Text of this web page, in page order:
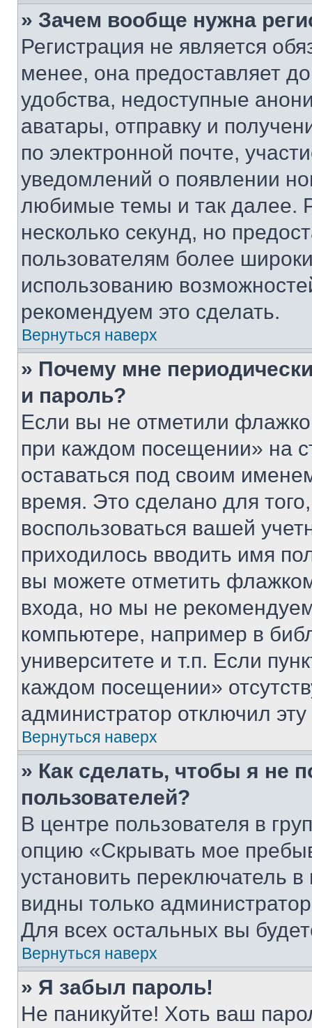
» Зачем вообще нужна
Регистрация не является
менее, она предоставляет
удобства, недоступные
аватары, отправку и
по электронной почте,
уведомлений о появлении
любимые темы и так далее.
несколько секунд, но
пользователям более
использованию
рекомендуем это сделать.
Вернуться наверх
» Почему мне
и пароль?
Если вы не отметили
при каждом посещении» на
оставаться под своим
время. Это сделано для
воспользоваться вашей
приходилось вводить имя
вы можете отметить
входа, но мы не
компьютере, например в
университете и т.п. Если
каждом посещении»
администратор отключил
Вернуться наверх
» Как сделать, чтобы я не
пользователей?
В центре пользователя в
опцию «Скрывать мое
установить переключатель
видны только
Для всех остальных вы
Вернуться наверх
» Я забыл пароль!
Не паникуйте! Хоть ваш